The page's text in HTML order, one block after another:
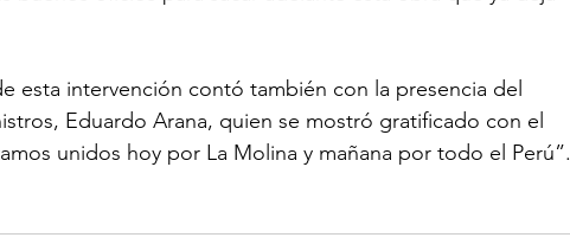
esta intervención contó también con la presencia del
Eduardo Arana, quien se mostró gratificado con el
unidos hoy por La Molina y mañana por todo el Perú”.